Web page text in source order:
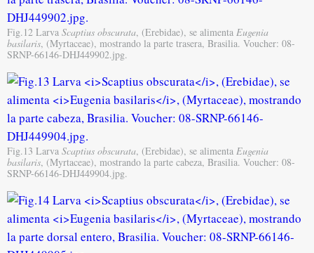
Fig.12 Larva Scaptius obscurata, (Erebidae), se alimenta Eugenia
basilaris, (Myrtaceae), mostrando la parte trasera, Brasilia. Voucher: 08-
SRNP-66146-DHJ449902.jpg.
Fig.13 Larva Scaptius obscurata, (Erebidae), se alimenta Eugenia
basilaris, (Myrtaceae), mostrando la parte cabeza, Brasilia. Voucher: 08-
SRNP-66146-DHJ449904.jpg.